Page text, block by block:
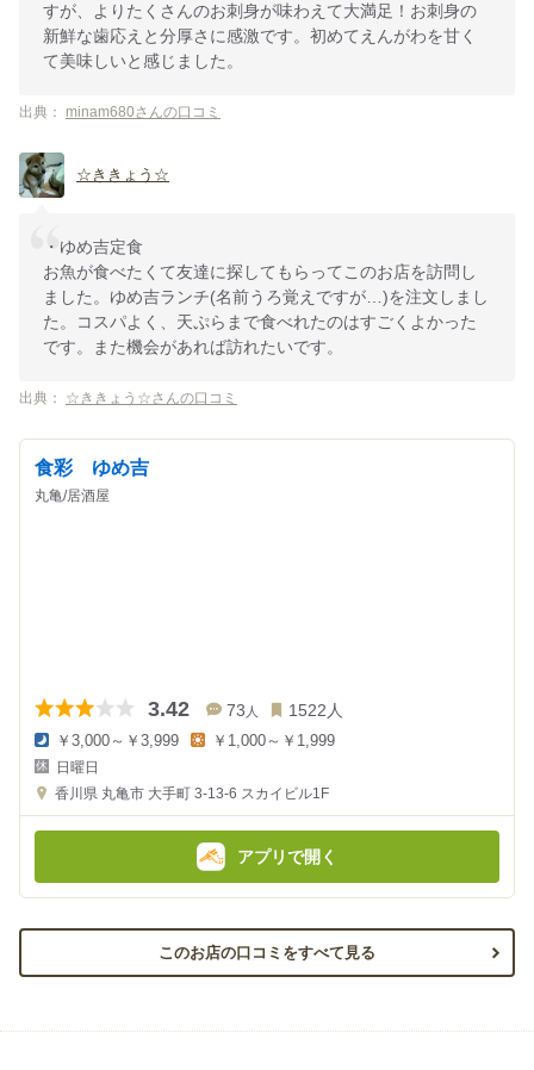
すが、よりたくさんのお刺身が味わえて大満足！お刺身の
新鮮な歯応えと分厚さに感激です。初めてえんがわを甘く
て美味しいと感じました。
出典： minam680さんの口コミ
☆ききょう☆
・ゆめ吉定食
お魚が食べたくて友達に探してもらってこのお店を訪問し
ました。ゆめ吉ランチ(名前うろ覚えですが…)を注文しまし
た。コスパよく、天ぷらまで食べれたのはすごくよかった
です。また機会があれば訪れたいです。
出典： ☆ききょう☆さんの口コミ
食彩 ゆめ吉
丸亀/居酒屋
3.42 73 人 1522 人
夜
の
金
￥3,000～￥3,999
金
￥1,000～￥1,999
日曜日
香川県 丸亀市 大手町 3-13-6 スカイビル1F
アプリで開く
このお店の口コミをすべて見る